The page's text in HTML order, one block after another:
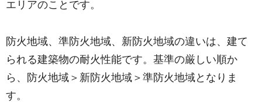
エリアのことです。
防火地域、準防火地域、新防火地域の違いは、建て
られる建築物の耐火性能です。基準の厳しい順か
ら、防火地域＞新防火地域＞準防火地域となりま
す。